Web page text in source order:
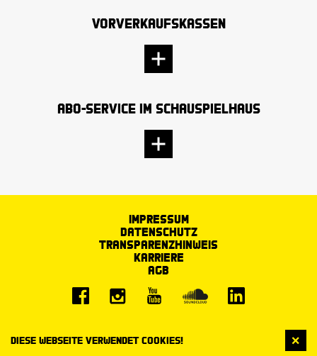
Diese Webseite verwendet Cookies!
Vorverkaufskassen
Abo-Service im Schauspielhaus
Impressum
Datenschutz
Transparenzhinweis
Karriere
AGB